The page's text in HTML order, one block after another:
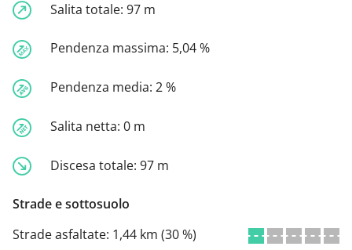
Salita totale: 97 m
Pendenza massima: 5,04 %
Pendenza media: 2 %
Salita netta: 0 m
Discesa totale: 97 m
Strade e sottosuolo
Strade asfaltate: 1,44 km (30 %)